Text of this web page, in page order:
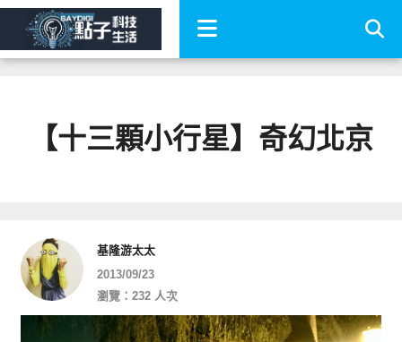
【十三顆小行星】奇幻北京
基隆游太太
2013/09/23
瀏覽：232 人次